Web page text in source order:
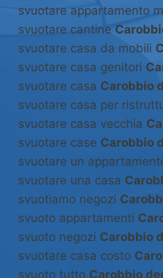
svuotare appartamento
svuotare cantine
svuotare casa da mobili
svuotare casa genitori
svuotare casa Carobbio
svuotare casa per
svuotare casa vecchia
svuotare case Carobbio
svuotare un
svuotare una casa
svuotiamo negozi
svuoto appartamenti
svuoto negozi Carobbio
svuotare casa costo
svuoto tutto Carobbio